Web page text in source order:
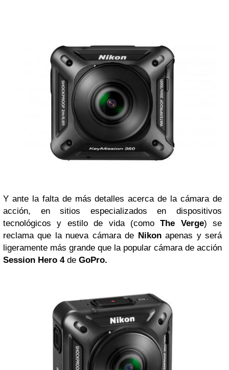
Y ante la falta de más detalles acerca de la cámara de
acción, en sitios especializados en dispositivos
tecnológicos y estilo de vida (comoThe Verge) se
reclama que la nueva cámara de Nikonapenas y será
ligeramente más grande que la popular cámara de acción
Session Hero 4de GoPro.